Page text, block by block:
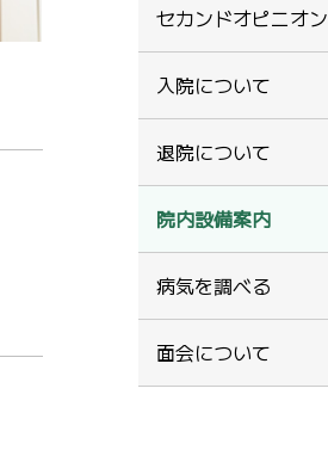
セカンドオピニオン
入院について
退院について
院内設備案内
病気を調べる
面会について